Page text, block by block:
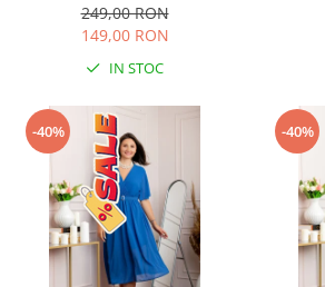
curea - Galben
249,00 RON
149,00 RON
IN STOC
-40% -40%